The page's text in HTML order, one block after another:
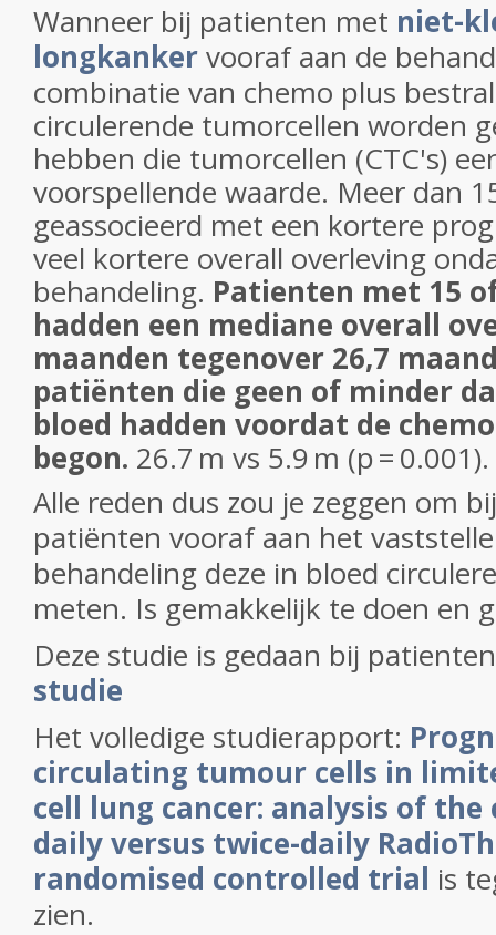
Wanneer bij patienten met niet-
longkankervooraf aan de
combinatie van chemo plus
circulerende tumorcellen worden
hebben die tumorcellen (CTC's)
voorspellende waarde. Meer dan
geassocieerd met een kortere
veel kortere overall overleving
behandeling. Patienten met 15
hadden een mediane overall
maanden tegenover 26,7
patiënten die geen of minder
bloed hadden voordat de
begon. 26.7 m vs 5.9 m (p = 0.001).
Alle reden dus zou je zeggen om
patiënten vooraf aan het
behandeling deze in bloed
meten. Is gemakkelijk te doen en
Deze studie is gedaan bij
studie
Het volledige studierapport:
circulating tumour cells in
cell lung cancer: analysis of the
dailyversus twice-daily
randomised controlled trial is
zien.